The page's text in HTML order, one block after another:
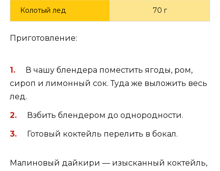
Колотый лед 70 г
Приготовление:
В чашу блендера поместить ягоды, ром,
сироп и лимонный сок. Туда же выложить весь
лед.
Взбить блендером до однородности.
Готовый коктейль перелить в бокал.
Малиновый дайкири — изысканный коктейль,